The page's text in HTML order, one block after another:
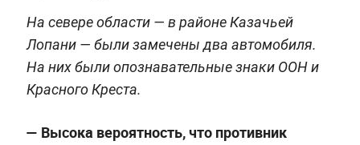
На севере области — в районе Казачьей
Лопани — были замечены два автомобиля.
На них были опознавательные знаки ООН и
Красного Креста.
— Высока вероятность, что противник